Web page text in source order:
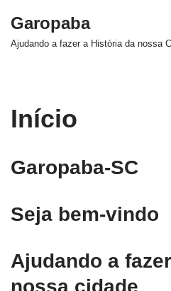
Pular
Garopaba
Ajudando a fazer a História da nossa
Início
Garopaba-SC
Seja bem-vindo
Ajudando a
nossa cidade